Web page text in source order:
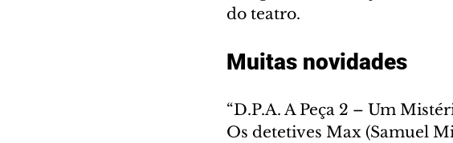
do teatro.
Muitas novidades
“D.P.A. A Peça 2 – Um
Os detetives Max (Samuel